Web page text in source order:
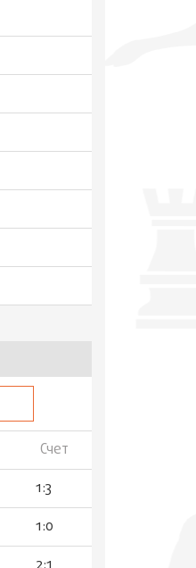
Счет
1:3
1:0